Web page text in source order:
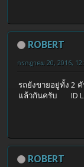
ROBERT
กรกฎาคม 20, 2016,
รถยังขายอยู่ทั้ง 2
แล้วกันครับ ID
ROBERT